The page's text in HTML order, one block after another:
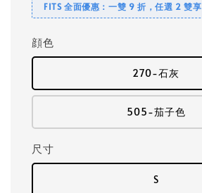
FITS 全面優惠：一雙 9 折，任選 2 雙
顔色
270-石灰
505-茄子色
尺寸
S